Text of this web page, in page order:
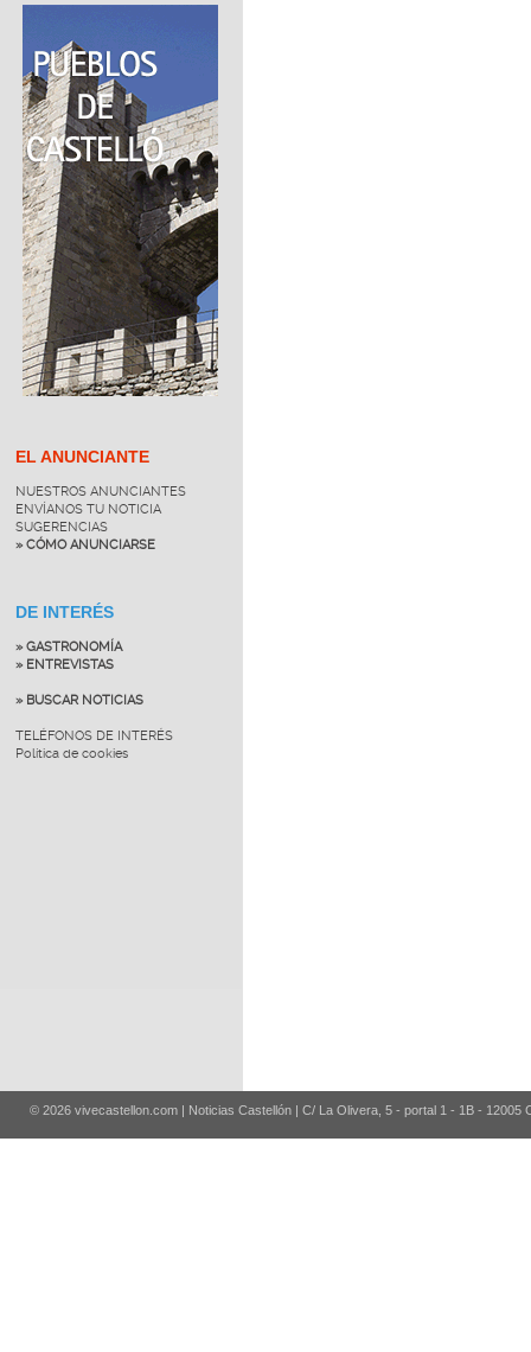
EL ANUNCIANTE
NUESTROS ANUNCIANTES
ENVÍANOS TU NOTICIA
SUGERENCIAS
» CÓMO ANUNCIARSE
DE INTERÉS
» GASTRONOMÍA
» ENTREVISTAS
» BUSCAR NOTICIAS
TELÉFONOS DE INTERÉS
Política de cookies
© 2026 vivecastellon.com | Noticias Castellón | C/ La Olivera, 5 - portal 1 - 1B - 12005